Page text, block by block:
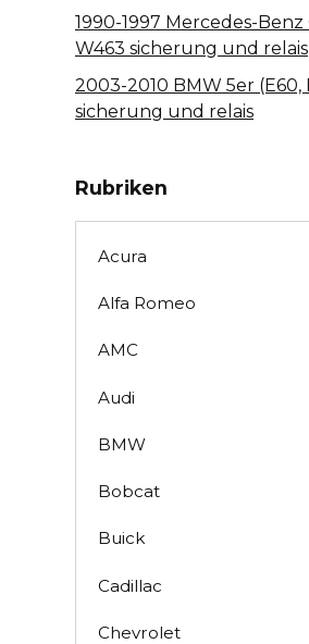
1990-1997 Mercedes-Benz
W463 sicherung und relais
2003-2010 BMW 5er (E60,
sicherung und relais
Rubriken
Acura
Alfa Romeo
AMC
Audi
BMW
Bobcat
Buick
Cadillac
Chevrolet